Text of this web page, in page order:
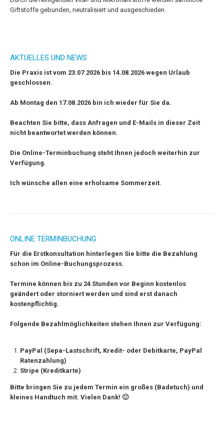
Giftstoffe gebunden, neutralisiert und ausgeschieden.
AKTUELLES UND NEWS
Die Praxis ist vom 23.07.2026 bis 14.08.2026 wegen Urlaub
geschlossen.
Ab Montag den 17.08.2026 bin ich wieder für Sie da.
Beachten Sie bitte, dass Anfragen und E-Mails in dieser Zeit
nicht beantwortet werden können.
Die Online-Terminbuchung steht Ihnen jedoch weiterhin zur
Verfügung.
Ich wünsche allen eine erholsame Sommerzeit.
ONLINE TERMINBUCHUNG
Für die Erstkonsultation hinterlegen Sie bitte die Bezahlung
schon im Online-Buchungsprozess.
Termine können bis zu 24 Stunden vor Beginn kostenlos
geändert oder storniert werden und sind erst danach
kostenpflichtig.
Folgende Bezahlmöglichkeiten stehen Ihnen zur Verfügung:
PayPal (Sepa-Lastschrift, Kredit- oder Debitkarte, PayPal
Ratenzahlung)
Stripe (Kreditkarte)
Bitte bringen Sie zu jedem Termin ein großes (Badetuch) und
kleines Handtuch mit. Vielen Dank! 🙂